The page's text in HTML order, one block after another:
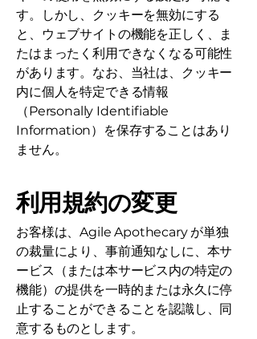
す。しかし、クッキーを無効にする
と、ウェブサイトの機能を正しく、ま
たはまったく利用できなくなる可能性
があります。なお、当社は、クッキー
内に個人を特定できる情報
（Personally Identifiable
Information）を保存することはあり
ません。
利用規約の変更
お客様は、Agile Apothecary が単独
の裁量により、事前通知なしに、本サ
ービス（または本サービス内の特定の
機能）の提供を一時的または永久に停
止することができることを認識し、同
意するものとします。